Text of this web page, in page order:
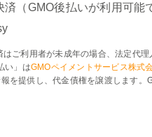
済（GMO後払いが利用可能
ご利用者が未成年の場合、法定代理
い」はGMOペイメントサービス株式
を提供し、代金債権を譲渡します。